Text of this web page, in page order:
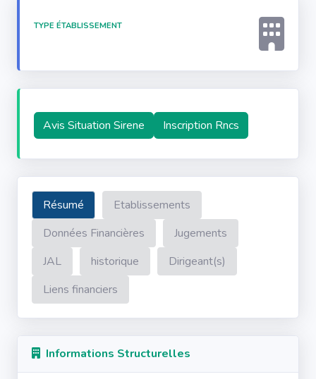
TYPE ÉTABLISSEMENT
Avis Situation Sirene Inscription Rncs
Résumé
Etablissements
Données Financières
Jugements
JAL
historique
Dirigeant(s)
Liens financiers
Informations Structurelles